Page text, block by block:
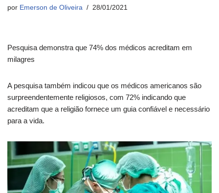
por Emerson de Oliveira 28/01/2021
Pesquisa demonstra que 74% dos médicos acreditam em
milagres
A pesquisa também indicou que os médicos americanos são
surpreendentemente religiosos, com 72% indicando que
acreditam que a religião fornece um guia confiável e necessário
para a vida.